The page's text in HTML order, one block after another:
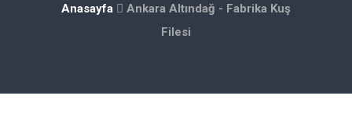
Anasayfa
Ankara Altındağ - Fabrika Kuş
Filesi